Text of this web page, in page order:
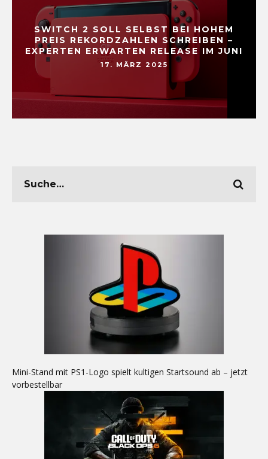
SWITCH 2 SOLL SELBST BEI HOHEM
PREIS REKORDZAHLEN SCHREIBEN –
EXPERTEN ERWARTEN RELEASE IM JUNI
17. MÄRZ 2025
Mini-Stand mit PS1-Logo spielt kultigen Startsound ab – jetzt
vorbestellbar